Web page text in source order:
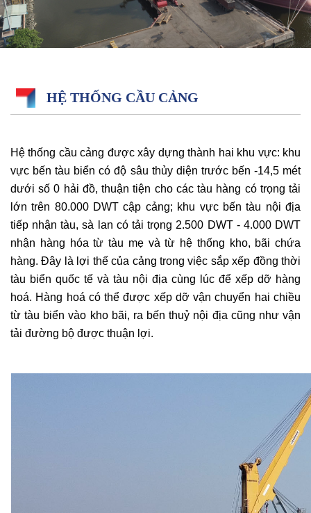
HỆ THỐNG CẦU CẢNG
Hệ thống cầu cảng được xây dựng thành hai khu vực: khu
vực bến tàu biển có độ sâu thủy diện trước bến -14,5 mét
dưới số 0 hải đồ, thuận tiện cho các tàu hàng có trọng tải
lớn trên 80.000 DWT cập cảng; khu vực bến tàu nội địa
tiếp nhận tàu, sà lan có tải trọng 2.500 DWT - 4.000 DWT
nhận hàng hóa từ tàu mẹ và từ hệ thống kho, bãi chứa
hàng. Đây là lợi thế của cảng trong việc sắp xếp đồng thời
tàu biển quốc tế và tàu nội địa cùng lúc để xếp dỡ hàng
hoá. Hàng hoá có thể được xếp dỡ vận chuyển hai chiều
từ tàu biển vào kho bãi, ra bến thuỷ nội địa cũng như vận
tải đường bộ được thuận lợi.